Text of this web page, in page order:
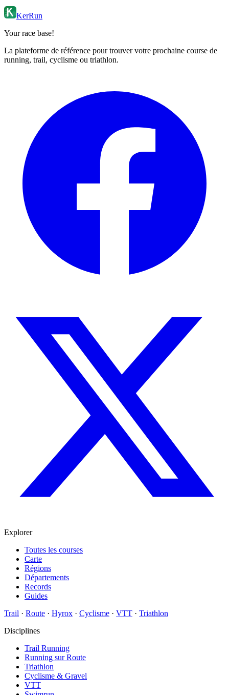
KerRun
Your race base!
La plateforme de référence pour trouver votre prochaine course de
running, trail, cyclisme ou triathlon.
Explorer
Toutes les courses
Carte
Régions
Départements
Records
Guides
Trail · Route · Hyrox · Cyclisme · VTT · Triathlon
Disciplines
Trail Running
Running sur Route
Triathlon
Cyclisme & Gravel
VTT